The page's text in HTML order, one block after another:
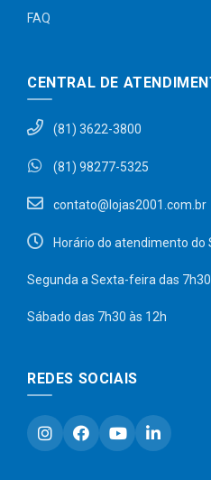
FAQ
CENTRAL DE
(81) 3622-3800
(81) 98277-5325
contato@lojas2001.com.br
Horário do atendimento do
Segunda a Sexta-feira das
Sábado das 7h30 às 12h
REDES SOCIAIS